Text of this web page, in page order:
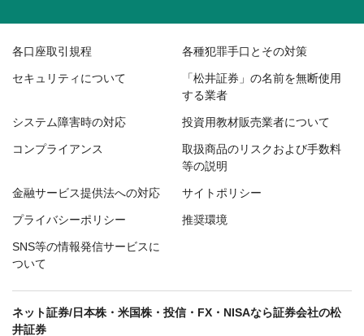
各口座取引規程 各種犯罪手口とその対策
セキュリティについて
「松井証券」の名前を無断使用
する業者
システム障害時の対応 投資用教材販売業者について
コンプライアンス
取扱商品のリスクおよび手数料
等の説明
金融サービス提供法への対応 サイトポリシー
プライバシーポリシー 推奨環境
SNS等の情報発信サービスに
ついて
ネット証券/日本株・米国株・投信・FX・NISAなら証券会社の松
井証券